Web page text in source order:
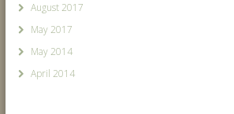
August 2017
May 2017
May 2014
April 2014